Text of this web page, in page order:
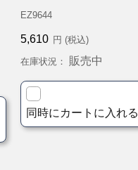
EZ9644
5,610 円 (税込)
在庫状況： 販売中
同時にカートに入れる